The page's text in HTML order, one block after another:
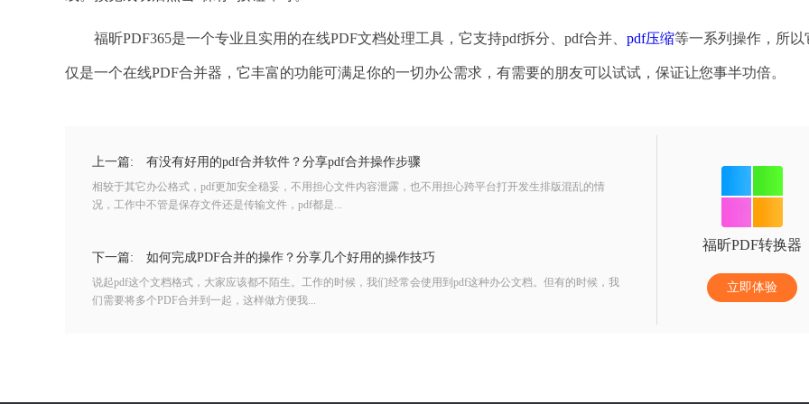
福昕PDF365是一个专业且实用的在线PDF文档处理工具，它支持pdf拆分、pdf合并、 pdf压缩等一系列操作，所以
仅是一个在线PDF合并器，它丰富的功能可满足你的一切办公需求，有需要的朋友可以试试，保证让您事半功倍。
上一篇: 有没有好用的pdf合并软件？分享pdf合并操作步骤
相较于其它办公格式，pdf更加安全稳妥，不用担心文件内容泄露，也不用担心跨平台打开发生排版混乱的情
况，工作中不管是保存文件还是传输文件，pdf都是...
下一篇: 如何完成PDF合并的操作？分享几个好用的操作技巧
说起pdf这个文档格式，大家应该都不陌生。工作的时候，我们经常会使用到pdf这种办公文档。但有的时候，我
们需要将多个PDF合并到一起，这样做方便我...
福昕PDF转换器
立即体验